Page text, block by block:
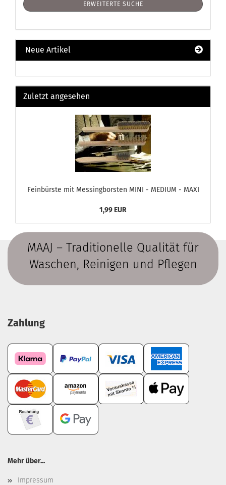
ERWEITERTE SUCHE
Neue Artikel
Zuletzt angesehen
Feinbürste mit Messingborsten MINI - MEDIUM - MAXI
1,99 EUR
MAAJ – Traditionelle Qualität für
Waschen, Reinigen und Pflegen
Zahlung
Mehr über...
Impressum